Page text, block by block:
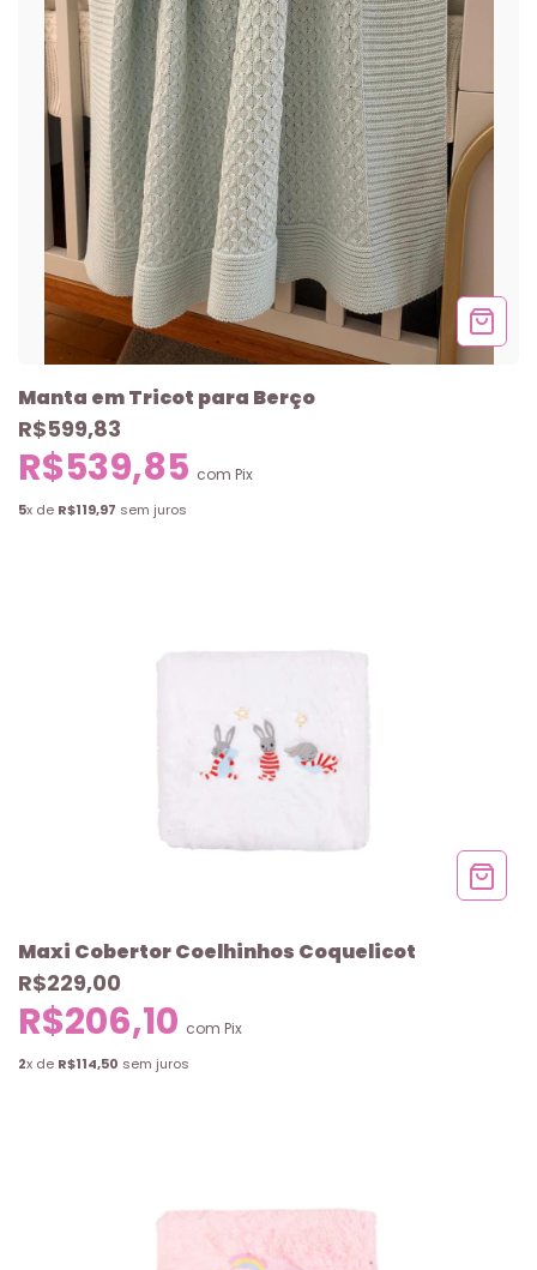
Manta em Tricot para Berço
R$599,83
R$539,85 com Pix
5x de R$119,97 sem juros
Maxi Cobertor Coelhinhos Coquelicot
R$229,00
R$206,10 com Pix
2x de R$114,50 sem juros